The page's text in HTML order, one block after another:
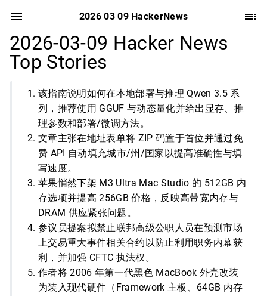
2026 03 09 HackerNews
2026-03-09 Hacker News
Top Stories
该指南说明如何在本地部署与推理 Qwen 3.5 系
列，推荐使用 GGUF 与动态量化并给出显存、推
理参数和部署/微调方法。
文章主张在地址表单将 ZIP 码置于首位并通过免
费 API 自动填充城市/州/国家以提高准确性与填
写速度。
苹果悄然下架 M3 Ultra Mac Studio 的 512GB 内
存选项并提高 256GB 价格，反映高带宽内存与
DRAM 供应紧张问题。
参议员提案拟禁止联邦高级公职人员在预测市场
上交易重大事件相关合约以防止利用职务内幕获
利，并加强 CFTC 执法权。
作者将 2006 年第一代黑色 MacBook 外壳改装
为装入现代硬件（Framework 主板、64GB 内存